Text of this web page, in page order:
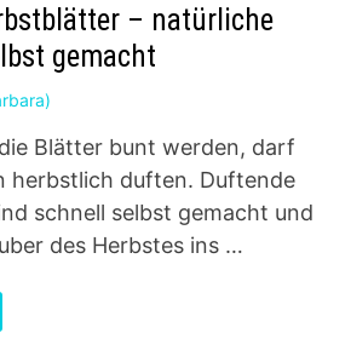
– natürliche
gemacht
Blätter bunt werden, darf
herbstlich duften. Duftende
schnell selbst gemacht und
des Herbstes ins …